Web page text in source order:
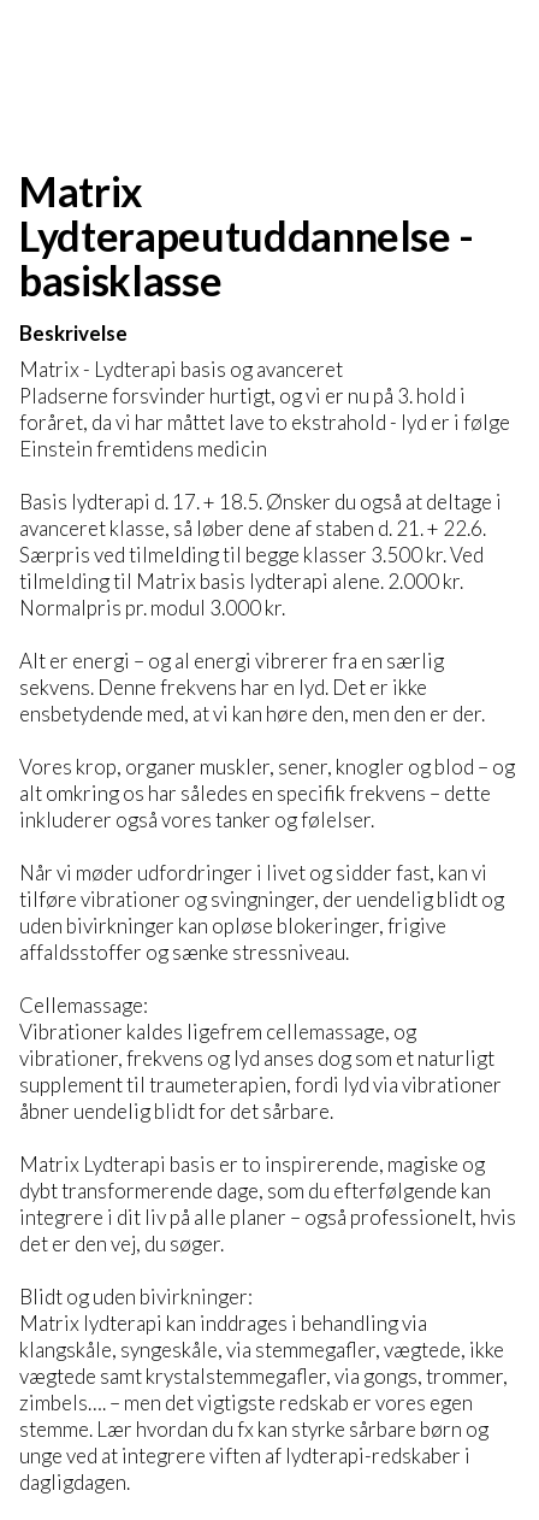
Matrix
Lydterapeutuddannelse -
basisklasse
Beskrivelse
Matrix - Lydterapi basis og avanceret
Pladserne forsvinder hurtigt, og vi er nu på 3. hold i
foråret, da vi har måttet lave to ekstrahold - lyd er i følge
Einstein fremtidens medicin
Basis lydterapi d. 17. + 18.5. Ønsker du også at deltage i
avanceret klasse, så løber dene af staben d. 21. + 22.6.
Særpris ved tilmelding til begge klasser 3.500 kr. Ved
tilmelding til Matrix basis lydterapi alene. 2.000 kr.
Normalpris pr. modul 3.000 kr.
Alt er energi – og al energi vibrerer fra en særlig
sekvens. Denne frekvens har en lyd. Det er ikke
ensbetydende med, at vi kan høre den, men den er der.
Vores krop, organer muskler, sener, knogler og blod – og
alt omkring os har således en specifik frekvens – dette
inkluderer også vores tanker og følelser.
Når vi møder udfordringer i livet og sidder fast, kan vi
tilføre vibrationer og svingninger, der uendelig blidt og
uden bivirkninger kan opløse blokeringer, frigive
affaldsstoffer og sænke stressniveau.
Cellemassage:
Vibrationer kaldes ligefrem cellemassage, og
vibrationer, frekvens og lyd anses dog som et naturligt
supplement til traumeterapien, fordi lyd via vibrationer
åbner uendelig blidt for det sårbare.
Matrix Lydterapi basis er to inspirerende, magiske og
dybt transformerende dage, som du efterfølgende kan
integrere i dit liv på alle planer – også professionelt, hvis
det er den vej, du søger.
Blidt og uden bivirkninger:
Matrix lydterapi kan inddrages i behandling via
klangskåle, syngeskåle, via stemmegafler, vægtede, ikke
vægtede samt krystalstemmegafler, via gongs, trommer,
zimbels…. – men det vigtigste redskab er vores egen
stemme. Lær hvordan du fx kan styrke sårbare børn og
unge ved at integrere viften af lydterapi-redskaber i
dagligdagen.